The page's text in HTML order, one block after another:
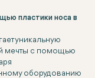
пластики носа в
уникальную
мечты с помощью
оборудованию